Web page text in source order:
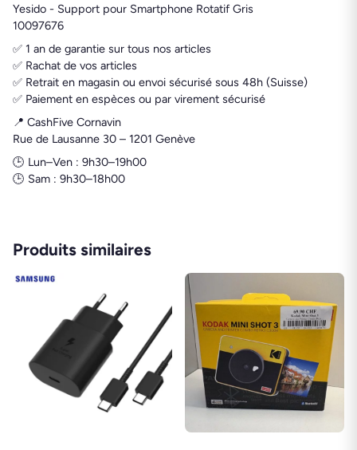
Yesido - Support pour Smartphone Rotatif Gris
10097676
✅ 1 an de garantie sur tous nos articles
✅ Rachat de vos articles
✅ Retrait en magasin ou envoi sécurisé sous 48h (Suisse)
✅ Paiement en espèces ou par virement sécurisé
📍 CashFive Cornavin
Rue de Lausanne 30 – 1201 Genève
🕒 Lun–Ven : 9h30–19h00
🕒 Sam : 9h30–18h00
Produits similaires